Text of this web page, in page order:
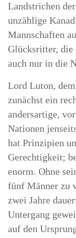
Landstrichen
unzählige
Mannschaften
Glücksritter, die
auch nur in die
Lord Luton,
zunächst ein
andersartige,
Nationen
hat Prinzipien
Gerechtigkeit;
enorm. Ohne
fünf Männer zu
zwei Jahre
Untergang
auf den